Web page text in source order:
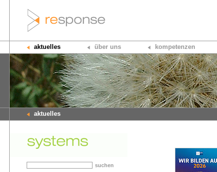
aktuelles über uns kompetenzen
aktuelles
suchen